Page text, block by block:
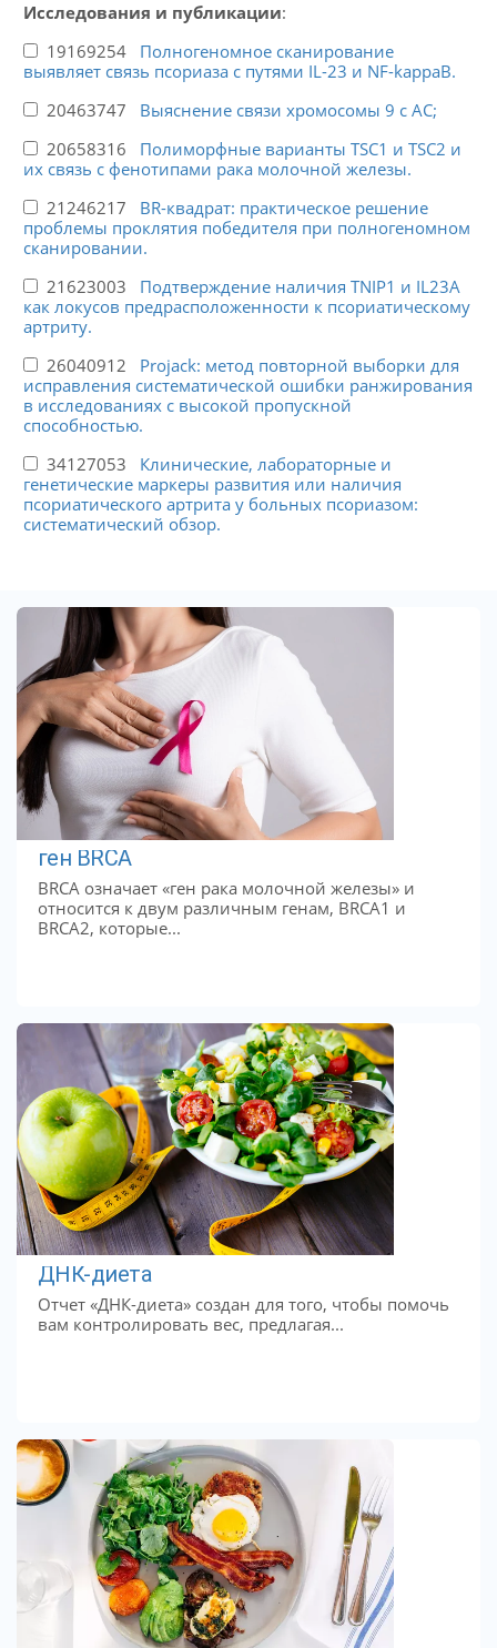
Исследования и публикации:
19169254 Полногеномное сканирование
выявляет связь псориаза с путями IL-23 и NF-kappaB.
20463747 Выяснение связи хромосомы 9 с АС;
20658316 Полиморфные варианты TSC1 и TSC2 и
их связь с фенотипами рака молочной железы.
21246217 BR-квадрат: практическое решение
проблемы проклятия победителя при полногеномном
сканировании.
21623003 Подтверждение наличия TNIP1 и IL23A
как локусов предрасположенности к псориатическому
артриту.
26040912 Projack: метод повторной выборки для
исправления систематической ошибки ранжирования
в исследованиях с высокой пропускной
способностью.
34127053 Клинические, лабораторные и
генетические маркеры развития или наличия
псориатического артрита у больных псориазом:
систематический обзор.
ген BRCA
BRCA означает «ген рака молочной железы» и
относится к двум различным генам, BRCA1 и
BRCA2, которые...
ДНК-диета
Отчет «ДНК-диета» создан для того, чтобы помочь
вам контролировать вес, предлагая...